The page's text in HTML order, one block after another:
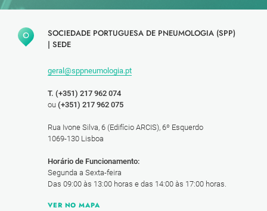
SOCIEDADE PORTUGUESA DE PNEUMOLOGIA (SPP)
| SEDE
geral@sppneumologia.pt
T. (+351) 217 962 074
ou (+351) 217 962 075
Rua Ivone Silva, 6 (Edifício ARCIS), 6º Esquerdo
1069-130 Lisboa
Horário de Funcionamento:
Segunda a Sexta-feira
Das 09:00 às 13:00 horas e das 14:00 às 17:00 horas.
VER NO MAPA